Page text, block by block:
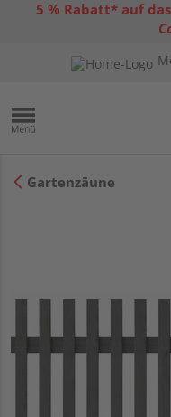
5 % Rabatt* auf
Gartenzäune